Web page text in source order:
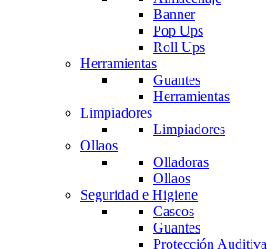
Banner
Pop Ups
Roll Ups
Herramientas
Guantes
Herramientas
Limpiadores
Limpiadores
Ollaos
Olladoras
Ollaos
Seguridad e Higiene
Cascos
Guantes
Protección Auditiva